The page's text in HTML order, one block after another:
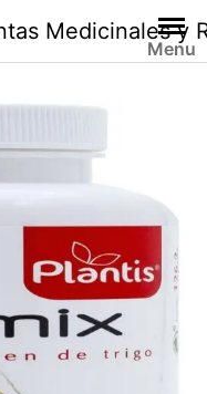
Medicinales y
Menu